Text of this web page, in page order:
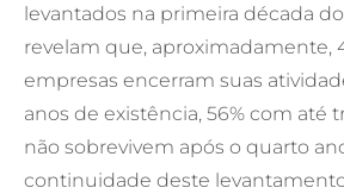
levantados na primeira década
revelam que, aproximadamente,
empresas encerram suas
anos de existência, 56% com até
não sobrevivem após o quarto
continuidade deste